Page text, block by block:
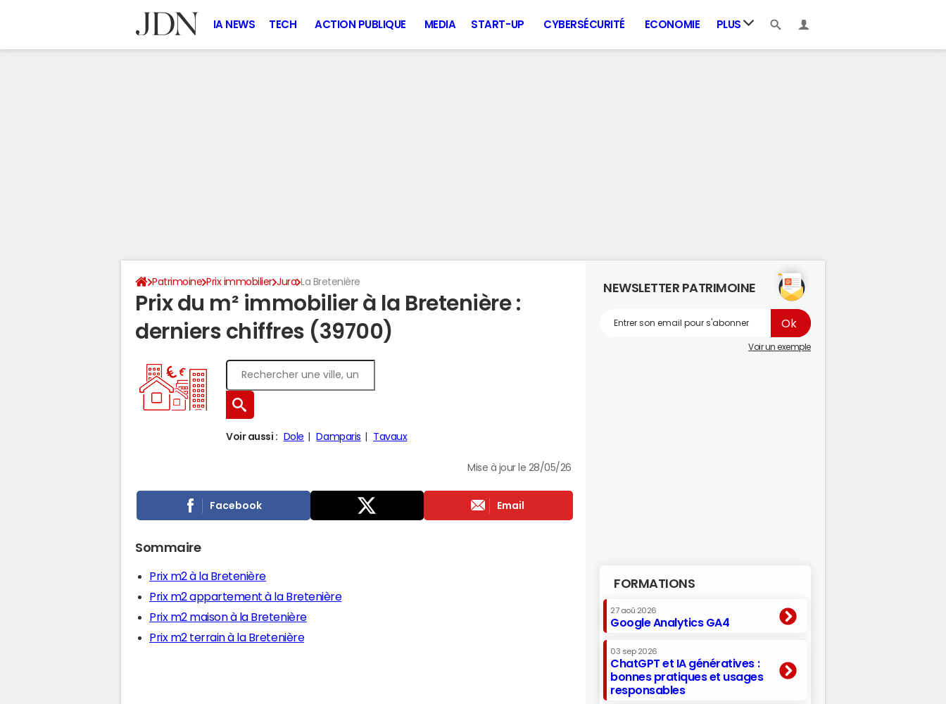
IA NEWS TECH ACTION PUBLIQUE MEDIA START-UP CYBERSÉCURITÉ ECONOMIE PLUS
Patrimoine Prix immobilier Jura La Bretenière
Prix du m² immobilier à la Bretenière :
derniers chiffres (39700)
Voir aussi : Dole Damparis Tavaux
Mise à jour le 28/05/26
Facebook Email
Sommaire
Prix m2 à la Bretenière
Prix m2 appartement à la Bretenière
Prix m2 maison à la Bretenière
Prix m2 terrain à la Bretenière
NEWSLETTER PATRIMOINE
Voir un exemple
FORMATIONS
27 aoû 2026
Google Analytics GA4
03 sep 2026
ChatGPT et IA génératives :
bonnes pratiques et usages
responsables